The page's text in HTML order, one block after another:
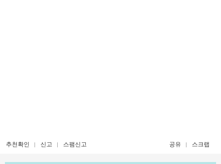
추천확인 신고 스팸신고 공유 스크랩